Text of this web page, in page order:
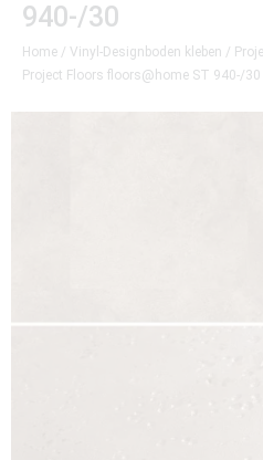
940-/30
Home / Vinyl-Designboden kleben /
Project Floors floors@home ST 940-/30